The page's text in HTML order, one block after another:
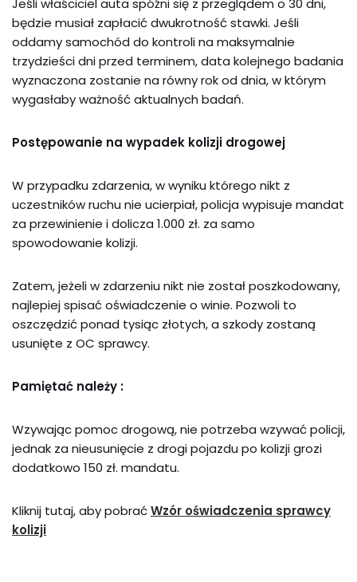
Jeśli właściciel auta spóźni się z przeglądem o 30 dni,
będzie musiał zapłacić dwukrotność stawki. Jeśli
oddamy samochód do kontroli na maksymalnie
trzydzieści dni przed terminem, data kolejnego badania
wyznaczona zostanie na równy rok od dnia, w którym
wygasłaby ważność aktualnych badań.
Postępowanie na wypadek kolizji drogowej
W przypadku zdarzenia, w wyniku którego nikt z
uczestników ruchu nie ucierpiał, policja wypisuje mandat
za przewinienie i dolicza 1.000 zł. za samo
spowodowanie kolizji.
Zatem, jeżeli w zdarzeniu nikt nie został poszkodowany,
najlepiej spisać oświadczenie o winie. Pozwoli to
oszczędzić ponad tysiąc złotych, a szkody zostaną
usunięte z OC sprawcy.
Pamiętać należy :
Wzywając pomoc drogową, nie potrzeba wzywać policji,
jednak za nieusunięcie z drogi pojazdu po kolizji grozi
dodatkowo 150 zł. mandatu.
Kliknij tutaj, aby pobraćWzór oświadczenia sprawcy
kolizji